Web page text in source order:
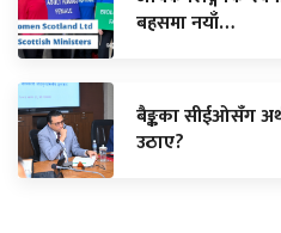
बहसमा नयाँ…
बैङ्कका सीईओसँग
उठाए?